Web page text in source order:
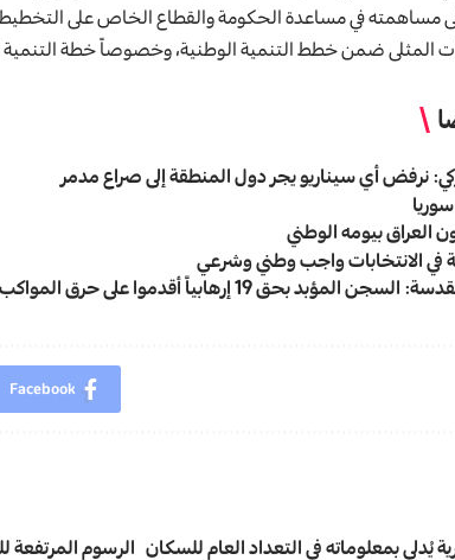
الى مساهمته في مساعدة الحكومة والقطاع الخاص على
المثلى ضمن خطط التنمية الوطنية، وخصوصاً خطة التنمية 2024-2028.
نرفض أي سيناريو يجر دول المنطقة إلى صراع مدمر
العراق بيومه الوطني
في الانتخابات واجب وطني وشرعي
بحق 19 إرهابياً أقدموا على حرق المواكب الحسينية
Facebook
يُدلي بمعلوماته في التعداد العام للسكان الرسوم المرتفعة